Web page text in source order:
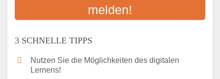
Bildungsangeboten an
Das bundesweite Volkshochschulwesen
melden!
3 SCHNELLE TIPPS
Nutzen Sie die Möglichkeiten des digitalen
Lernens!